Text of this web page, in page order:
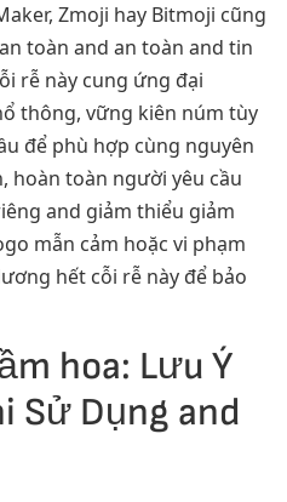
Zmoji hay Bitmoji cũng
toàn and an toàn and tin
rễ này cung ứng đại
thông, vững kiên núm tùy
để phù hợp cùng nguyên
hoàn toàn người yêu cầu
and giảm thiểu giảm
mẫn cảm hoặc vi phạm
hết cỗi rễ này để bảo
hoa: Lưu Ý
Sử Dụng and